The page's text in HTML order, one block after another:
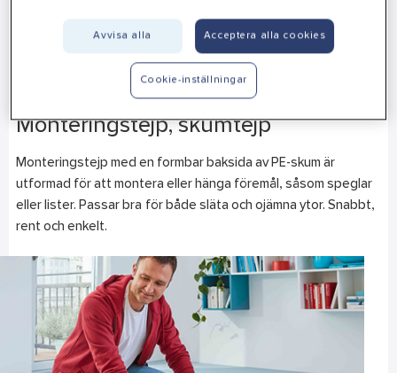
Monteringstejp är en dubbelhäftande tejp som används vid
golv- eller mattläggning, eller för att montera exempelvis
golvlister, speglar eller skyltar.
Monteringstejp, skumtejp
Monteringstejp med en formbar baksida av PE-skum är
utformad för att montera eller hänga föremål, såsom speglar
eller lister. Passar bra för både släta och ojämna ytor. Snabbt,
rent och enkelt.
Avvisa alla Acceptera alla cookies
Cookie-inställningar